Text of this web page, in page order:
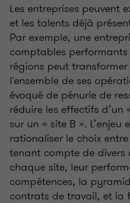
Les entreprises peuvent
et les talents déjà
Par exemple, une
comptables
régions peut
l'ensemble de ses
évoqué de pénurie de
réduire les effectifs d’un
sur un « site B ». L’enjeu
rationaliser le choix
tenant compte de
chaque site, leur
compétences, la
contrats de travail, et la